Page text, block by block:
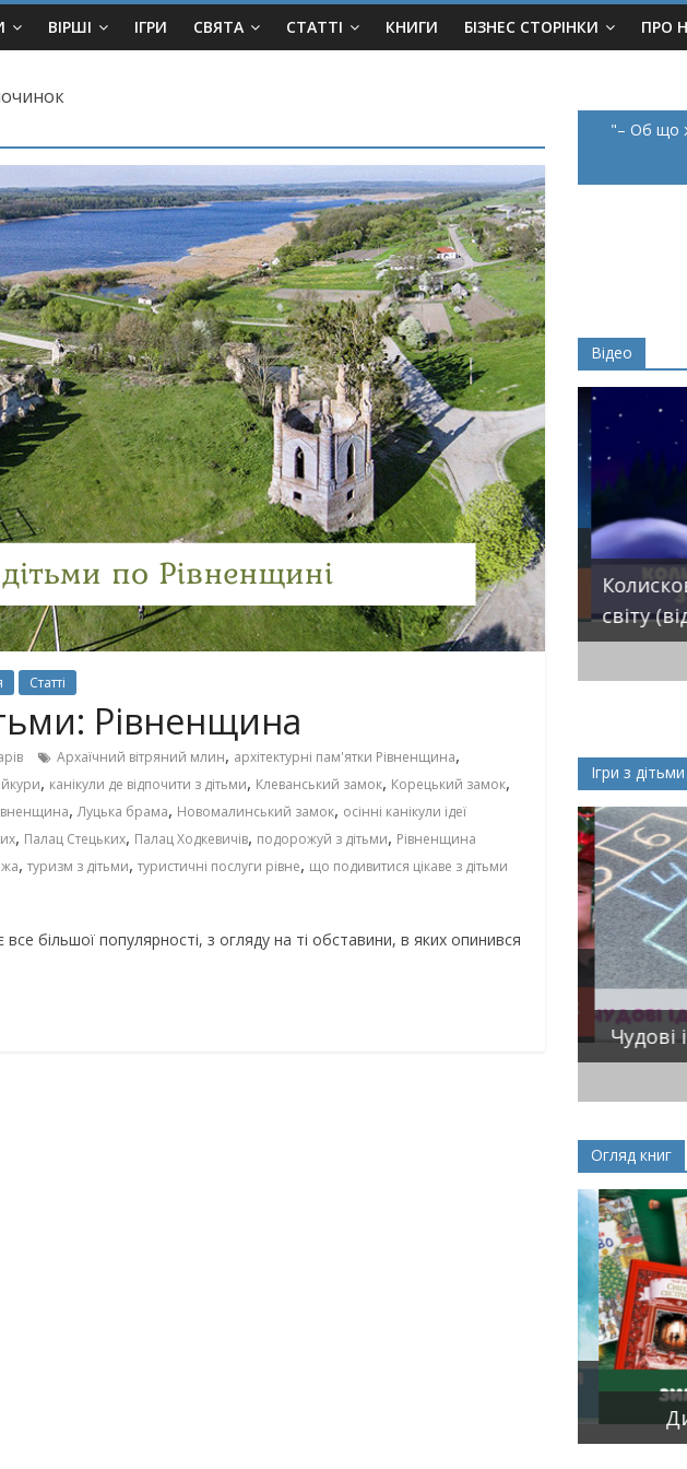
ВІРШІ ІГРИ СВЯТА СТАТТІ КНИГИ БІЗНЕС СТОРІНКИ ПРО
Статті
Рівненщина
Архаїчний вітряний млин, архітектурні пам'ятки Рівненщина,
, канікули де відпочити з дітьми, Клеванський замок, Корецький замок,
,Луцька брама, Новомалинський замок, осінні канікули ідеї
, Палац Стецьких, Палац Ходкевичів, подорожуй з дітьми, Рівненщина
, туризм з дітьми, туристичні послуги рівне, що подивитися цікаве з дітьми
більшої популярності, з огляду на ті обставини, в яких опинився
– Об що
Відео
пісень про
Чарівні українські колискові
пісні для дітей (слова та
музика)
світу
Ігри з дітьми
Чудові
Огляд книг